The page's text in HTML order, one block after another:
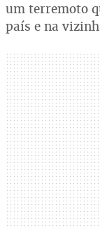
um terremoto
país e na